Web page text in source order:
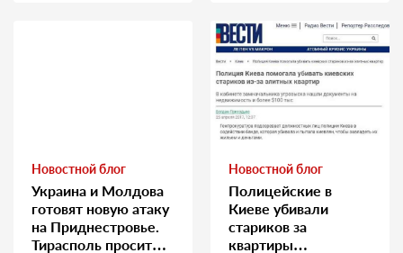
Новостной блог
Украина и Молдова
готовят новую атаку
на Приднестровье.
Тирасполь просит
Новостной блог
Полицейские в
Киеве убивали
стариков за
квартиры…